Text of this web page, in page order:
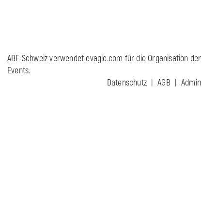
ABF Schweiz verwendet evagic.com für die Organisation der
Events.
Datenschutz
AGB Admin